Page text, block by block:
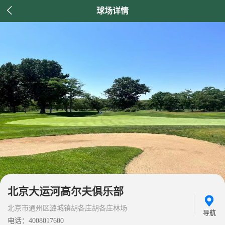
 球场详情
北京大运河高尔夫俱乐部
北京市通州区潞城镇胡各庄胡各庄林场
电话：4008017600
导航